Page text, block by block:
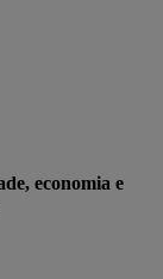
economia e